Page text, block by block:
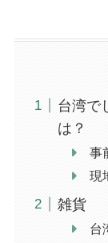
台湾で
は？
事
現
雑貨
台